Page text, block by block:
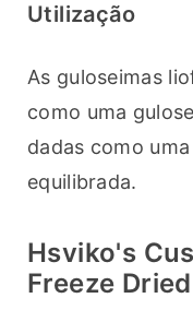
Utilização
As guloseimas
como uma
dadas como
equilibrada.
Hsviko's
Freeze